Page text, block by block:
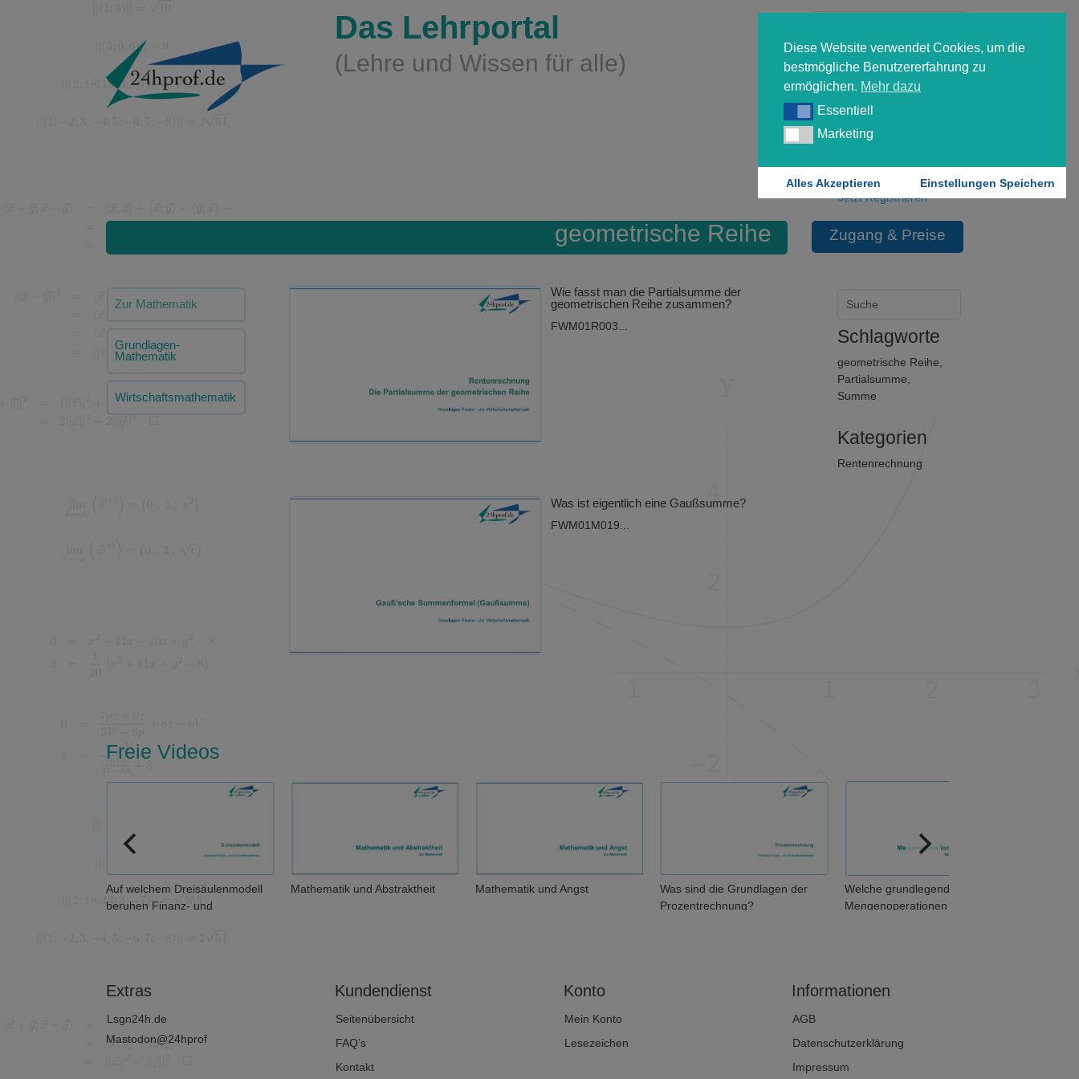
Diese Website verwendet Cookies, um die
bestmögliche Benutzererfahrung zu
ermöglichen. Mehr dazu
EssentiellEssentiell
MarketingMarketing
Alles Akzeptieren Einstellungen Speichern
Das Lehrportal
(Lehre und Wissen für alle)
Forgot your password?
Jetzt Registrieren
geometrische Reihe Zugang & Preise
Zur Mathematik
Grundlagen-
Mathematik
Wirtschaftsmathematik
Wie fasst man die Partialsumme der
geometrischen Reihe zusammen?
FWM01R003...
Was ist eigentlich eine Gaußsumme?
FWM01M019...
Schlagworte
geometrische Reihe,
Partialsumme,
Summe
Kategorien
Rentenrechnung
Freie Videos
Auf welchem Dreisäulenmodell
beruhen Finanz- und
Mathematik und Abstraktheit Mathematik und Angst
Was sind die Grundlagen der
Prozentrechnung?
Welche grundlegenden
Mengenoperationen
Extras
Lsgn24h.de
Mastodon@24hprof
Kundendienst
Seitenübersicht
FAQ’s
Kontakt
Konto
Mein Konto
Lesezeichen
Informationen
AGB
Datenschutzerklärung
Impressum